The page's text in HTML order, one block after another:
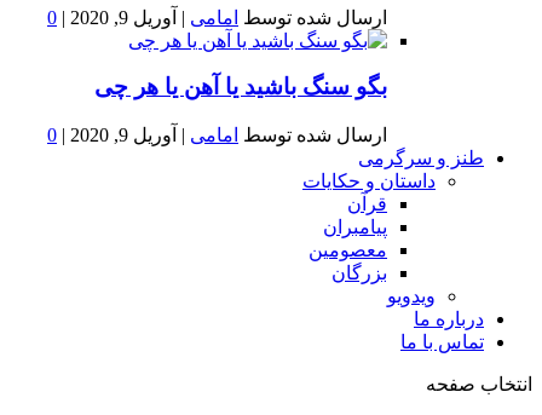
ارسال شده توسط امامی | آوریل 9, 2020 |
0
بگو سنگ باشید یا آهن یا هر چی
ارسال شده توسط امامی | آوریل 9, 2020 |
0
طنز و سرگرمی
داستان و حکایات
قرآن
پیامبران
معصومین
بزرگان
ویدویو
درباره ما
تماس با ما
انتخاب صفحه